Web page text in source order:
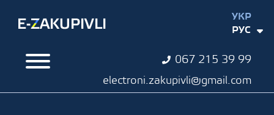
067 215 39 99
electroni.zakupivli@gmail.com
УКР
РУС